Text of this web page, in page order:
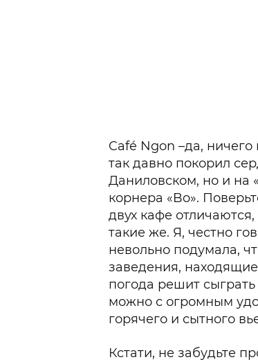
Café Ngon –да,
так давно покорил
Даниловском, но и на
корнера «Bo».
двух кафе
такие же. Я, честно
невольно подумала,
заведения,
погода решит
можно с огромным
горячего и сытного
Кстати, не забудьте